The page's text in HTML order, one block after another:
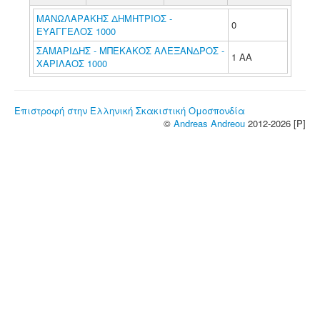
ΜΑΝΩΛΑΡΑΚΗΣ ΔΗΜΗΤΡΙΟΣ -
ΕΥΑΓΓΕΛΟΣ 1000
0
ΣΑΜΑΡΙΔΗΣ - ΜΠΕΚΑΚΟΣ ΑΛΕΞΑΝΔΡΟΣ -
ΧΑΡΙΛΑΟΣ 1000
1 ΑΑ
Επιστροφή στην Ελληνική Σκακιστική Ομοσπονδία
© Andreas Andreou 2012-2026 [P]